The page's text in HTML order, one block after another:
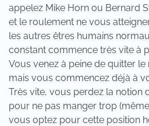
appelez Mike Horn ou Bernard
et le roulement ne vous
les autres êtres humains
constant commence très vite à
Vous venez à peine de quitter
mais vous commencez déjà à
Très vite, vous perdez la notion
pour ne pas manger trop (même
vous optez pour cette position